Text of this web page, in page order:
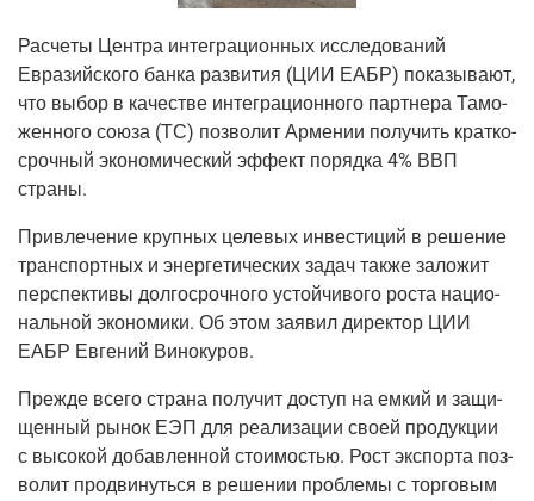
Рас­че­ты Цен­тра инте­гра­ци­он­ных иссле­до­ва­ний
Евразий­ско­го бан­ка раз­ви­тия (ЦИИ ЕАБР) пока­зы­ва­ют,
что выбор в каче­стве инте­гра­ци­он­но­го парт­не­ра Тамо­
жен­но­го сою­за (ТС) поз­во­лит Арме­нии полу­чить крат­ко­
сроч­ный эко­но­ми­че­ский эффект поряд­ка 4% ВВП
страны.
При­вле­че­ние круп­ных целе­вых инве­сти­ций в реше­ние
транс­порт­ных и энер­ге­ти­че­ских задач так­же зало­жит
пер­спек­ти­вы дол­го­сроч­но­го устой­чи­во­го роста наци­о­
наль­ной эко­но­ми­ки. Об этом заявил дирек­тор ЦИИ
ЕАБР Евге­ний Винокуров.
Преж­де все­го стра­на полу­чит доступ на емкий и защи­
щен­ный рынок ЕЭП для реа­ли­за­ции сво­ей про­дук­ции
с высо­кой добав­лен­ной сто­и­мо­стью. Рост экс­пор­та поз­
во­лит про­дви­нуть­ся в реше­нии про­бле­мы с тор­го­вым